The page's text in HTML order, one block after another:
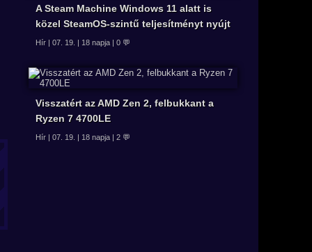
A Steam Machine Windows 11 alatt is
közel SteamOS-szintű teljesítményt nyújt
Hír | 07. 19. | 18 napja | 0 💬
Visszatért az AMD Zen 2, felbukkant a
Ryzen 7 4700LE
Hír | 07. 19. | 18 napja | 2 💬